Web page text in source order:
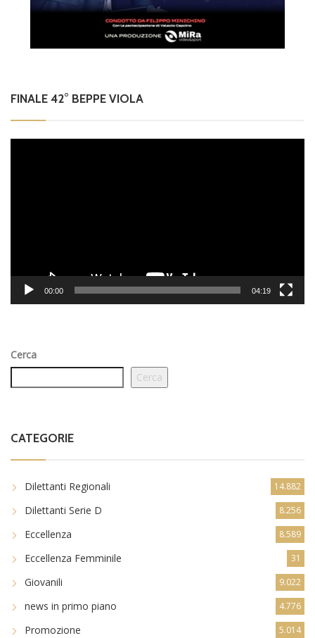
FINALE 42° BEPPE VIOLA
00:00 04:19
Cerca
Cerca
CATEGORIE
Dilettanti Regionali 14.882
Dilettanti Serie D 8.256
Eccellenza 8.589
Eccellenza Femminile 31
Giovanili 9.022
news in primo piano 4.776
Promozione 5.014